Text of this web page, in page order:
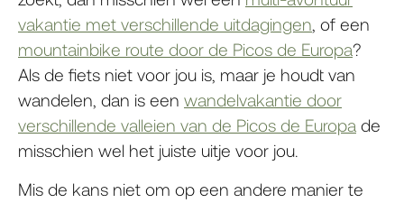
vakantie met verschillende uitdagingen, of een
mountainbike route door de Picos de Europa?
Als de fiets niet voor jou is, maar je houdt van
wandelen, dan is een wandelvakantie door
verschillende valleien van de Picos de Europa de
misschien wel het juiste uitje voor jou.
Mis de kans niet om op een andere manier te